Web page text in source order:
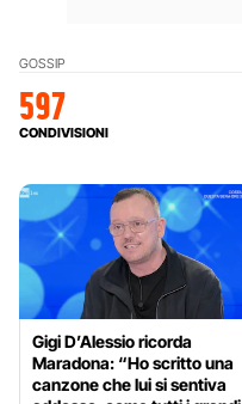
GOSSIP
597
CONDIVISIONI
Gigi D’Alessio ricorda
Maradona: “Ho scritto una
canzone che lui si sentiva